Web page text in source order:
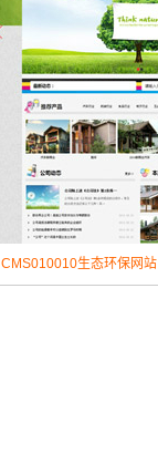
CMS010010生态环保网站